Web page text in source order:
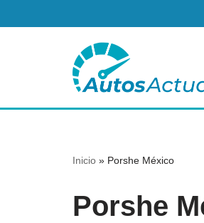
contenido
Inicio » Porshe México
Porshe